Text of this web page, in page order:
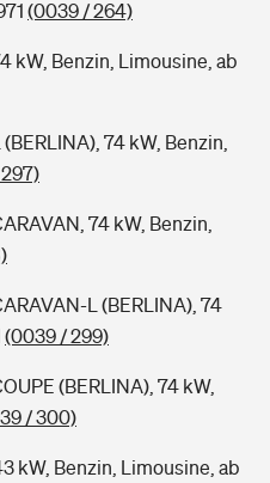
(0039 / 264)
kW, Benzin, Limousine, ab
74 kW, Benzin,
74 kW, Benzin,
L (BERLINA), 74
(0039 / 299)
(BERLINA), 74 kW,
/ 300)
kW, Benzin, Limousine, ab